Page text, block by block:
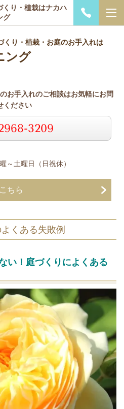
くり・植栽はナカハ
グ
くり・植栽・お庭のお手入れは
ング
お手入れのご相談はお気軽にお問
ください
3209
～土曜日 （日祝休）
はこちら
くある失敗例
い！ 庭づくりによくある